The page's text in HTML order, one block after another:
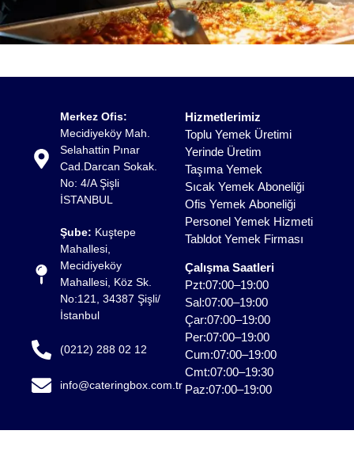
Merkez Ofis:
Mecidiyeköy Mah.
Selahattin Pınar
Cad.Darcan Sokak.
No: 4/A Şişli
İSTANBUL
Şube: Kuştepe
Mahallesi,
Mecidiyeköy
Mahallesi, Köz Sk.
No:121, 34387 Şişli/
İstanbul
(0212) 288 02 12
info@cateringbox.com.tr
Hizmetlerimiz
Toplu Yemek Üretimi
Yerinde Üretim
Taşıma Yemek
Sıcak Yemek Aboneliği
Ofis Yemek Aboneliği
Personel Yemek Hizmeti
Tabldot Yemek Firması
Çalışma Saatleri
Pzt:07:00–19:00
Sal:07:00–19:00
Çar:07:00–19:00
Per:07:00–19:00
Cum:07:00–19:00
Cmt:07:00–19:30
Paz:07:00–19:00